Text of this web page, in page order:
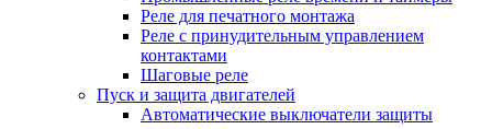
Реле для печатного монтажа
Реле с принудительным управлением
контактами
Шаговые реле
Пуск и защита двигателей
Автоматические выключатели защиты